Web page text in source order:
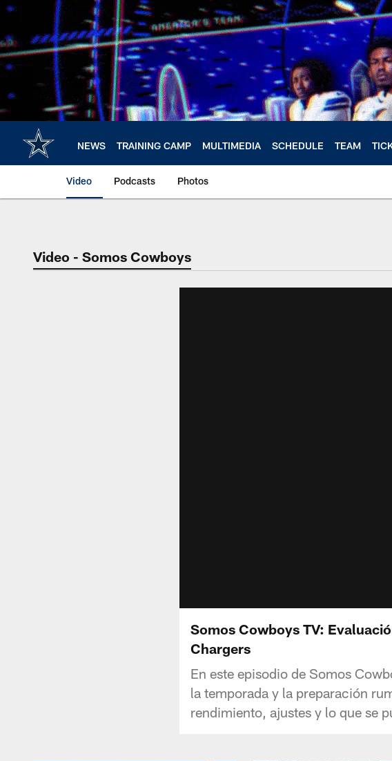
Skip
main
content
NEWS TRAINING CAMP MULTIMEDIA SCHEDULE TEAM
Video Podcasts Photos
Video - Somos Cowboys
Somos Cowboys TV:
Chargers
En este episodio de Somos
la temporada y la preparación
rendimiento, ajustes y lo que se